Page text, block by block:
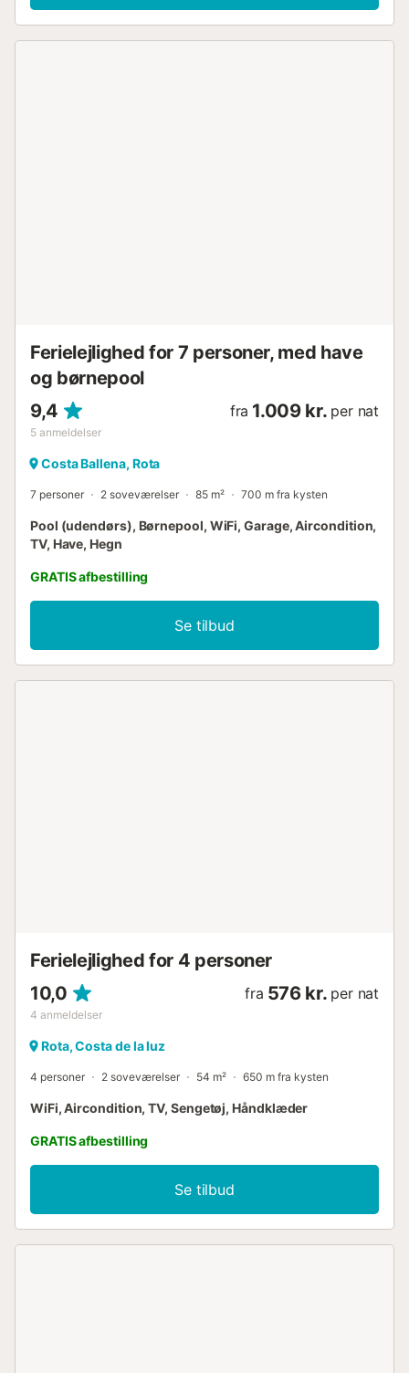
Ferielejlighed for 7 personer, med have
og børnepool
9,4
5 anmeldelser
fra 1.009 kr. per nat
Costa Ballena, Rota
7 personer 2 soveværelser 85 m² 700 m fra kysten
Pool (udendørs), Børnepool, WiFi, Garage, Aircondition,
TV, Have, Hegn
GRATIS afbestilling
Se tilbud
Ferielejlighed for 4 personer
10,0
4 anmeldelser
fra 576 kr. per nat
Rota, Costa de la luz
4 personer 2 soveværelser 54 m² 650 m fra kysten
WiFi, Aircondition, TV, Sengetøj, Håndklæder
GRATIS afbestilling
Se tilbud